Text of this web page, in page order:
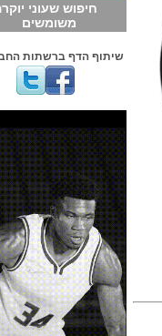
חיפוש שעוני יוקרה
משומשים
שיתוף הדף ברשתות החברתיות